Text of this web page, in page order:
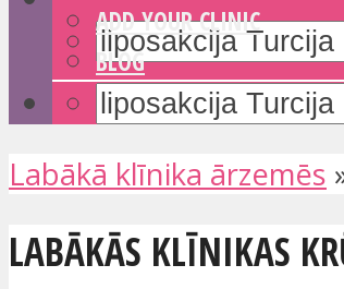
ADD YOUR CLINIC
BLOG
Labākā klīnika ārzemēs
LABĀKĀS KLĪNIKAS